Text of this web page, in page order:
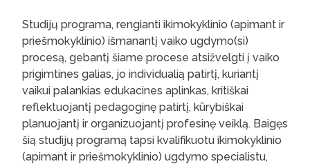
Studijų programa, rengianti ikimokyklinio (apimant ir
priešmokyklinio) išmanantį vaiko ugdymo(si)
procesą, gebantį šiame procese atsižvelgti į vaiko
prigimtines galias, jo individualią patirtį, kuriantį
vaikui palankias edukacines aplinkas, kritiškai
reflektuojantį pedagoginę patirtį, kūrybiškai
planuojantį ir organizuojantį profesinę veiklą. Baigęs
šią studijų programą tapsi kvalifikuotu ikimokyklinio
(apimant ir priešmokyklinio) ugdymo specialistu,